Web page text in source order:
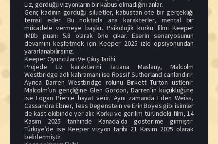
Liz, gördüğü vizyonların bir kabus olmadığını anlar.
Genç kadının gördüğü silüetler, kabustan öte bir gerçekliği
temsil eder. Bu noktada ana karakterler, mental bir
mücadele vermeye başlar. Psikolojik korku filmi Keeper
IMDb puanı 5.8 olarak öne çıkar. Eserin senaryosunun
devamını keşfetmek için Keeper 2025 izle opsiyonundan
yararlanabilirsiniz.
Keeper Oyuncuları Ve Çıkış Tarihi
Projede Liz karakterini Tatiana Maslany, Malcolm
Westbridge adlı kahramanı ise Rossif Sutherland canlandırır.
Ayrıca Darren Westbridge rolünü Birkett Turton üstlenir.
Malcolm’un gençliğine Glen Gordon, Darren’in küçüklüğüne
ise Logan Pierce hayat verir. Aynı zamanda Eden Weiss,
Cassandra Ebner, Tess Degenstein ve Erin Boyes gibi isimler
de kast ekibinde yer alır. Korku ve gerilim türündeki film, 14
Kasım 2025 tarihinde Kanada'da gösterime girmiştir.
Türkiye’de ise Keeper vizyon tarihi 21 Kasım 2025 olarak
belirlenmiştir.